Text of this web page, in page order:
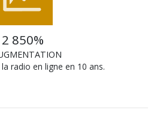
2 850%
radio en ligne en 10 ans.